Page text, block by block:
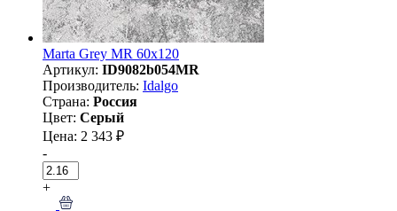
Marta Grey MR 60x120
Артикул: ID9082b054MR
Производитель: Idalgo
Страна: Россия
Цвет: Серый
Цена: 2 343 ₽
-
+